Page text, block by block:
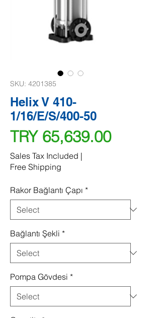
SKU: 4201385
Helix V 410-
1/16/E/S/400-50
TRY 65,639.00Price
Sales Tax Included |
Free Shipping
Rakor Bağlantı Çapı *
Bağlantı Şekli *
Pompa Gövdesi *